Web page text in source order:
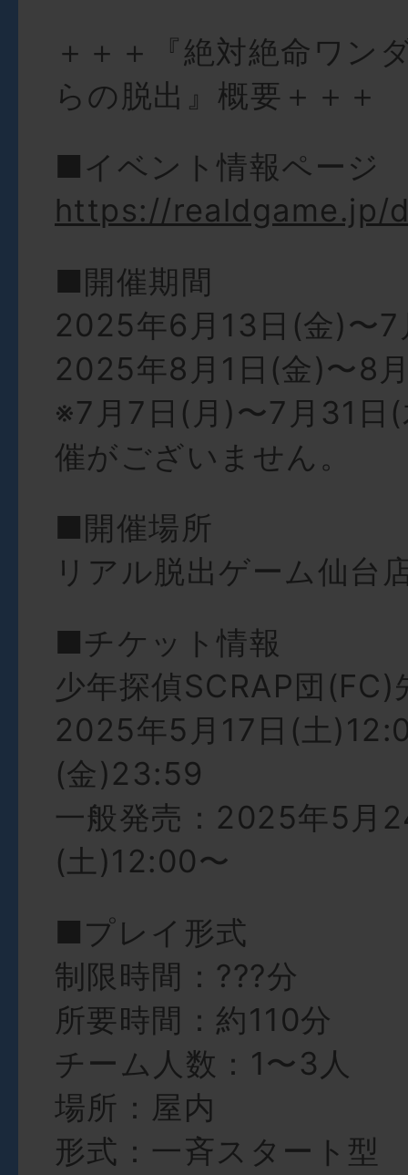
＋＋＋『絶対絶命ワン
らの脱出』概要＋＋＋
■イベント情報ページ
https://realdgame.jp/
■開催期間
2025年6月13日(金)〜
2025年8月1日(金)〜8
※7月7日(月)〜7月31日
催がございません。
■開催場所
リアル脱出ゲーム仙台
■チケット情報
少年探偵SCRAP団(FC)
2025年5月17日(土
(金)23:59
一般発売：2025年5月
(土)12:00〜
■プレイ形式
制限時間：???分
所要時間：約110分
チーム人数：1〜3人
場所：屋内
形式：一斉スタート型